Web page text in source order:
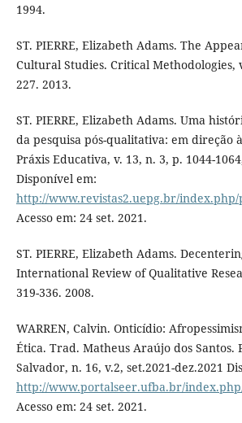
1994.
ST. PIERRE, Elizabeth Adams. The
Cultural Studies. Critical Methodologies,
227. 2013.
ST. PIERRE, Elizabeth Adams. Uma
da pesquisa pós-qualitativa: em direção
Práxis Educativa, v. 13, n. 3, p. 1044-
Disponível em:
http://www.revistas2.uepg.br/
Acesso em: 24 set. 2021.
ST. PIERRE, Elizabeth Adams.
International Review of Qualitative
319-336. 2008.
WARREN, Calvin. Onticídio:
Ética. Trad. Matheus Araújo dos Santos.
Salvador, n. 16, v.2, set.2021-dez.2021
http://www.portalseer.ufba.br/
Acesso em: 24 set. 2021.